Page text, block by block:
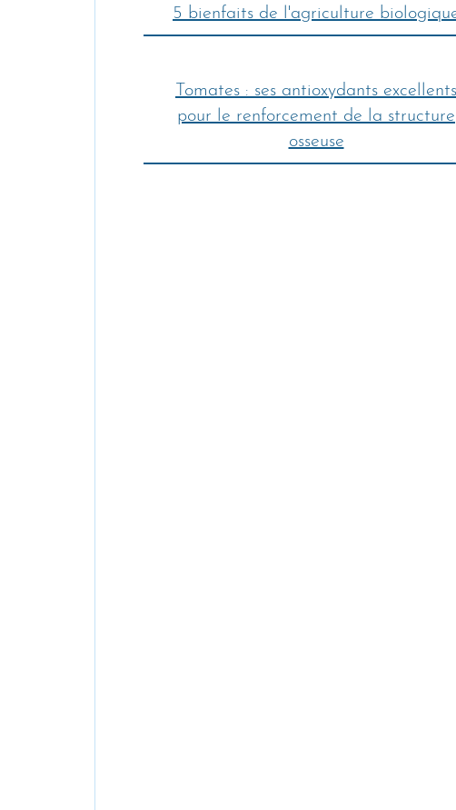
5 bienfaits de l'agriculture
Tomates : ses antioxydants excellents
pour le renforcement de la structure
osseuse